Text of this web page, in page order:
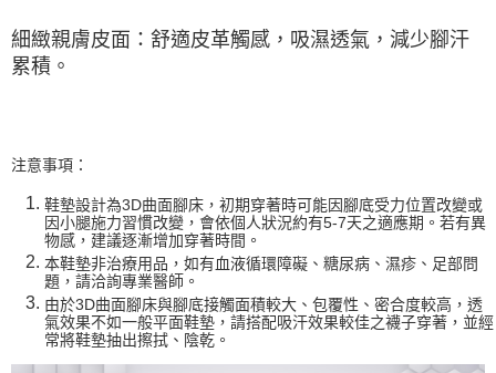
細緻親膚皮面：舒適皮革觸感，吸濕透氣，減少腳汗
累積。
注意事項：
鞋墊設計為3D曲面腳床，初期穿著時可能因腳底受力位置改變或
因小腿施力習慣改變，會依個人狀況約有5-7天之適應期。若有異
物感，建議逐漸增加穿著時間。
本鞋墊非治療用品，如有血液循環障礙、糖尿病、濕疹、足部問
題，請洽詢專業醫師。
由於3D曲面腳床與腳底接觸面積較大、包覆性、密合度較高，透
氣效果不如一般平面鞋墊，請搭配吸汗效果較佳之襪子穿著，並經
常將鞋墊抽出擦拭、陰乾。